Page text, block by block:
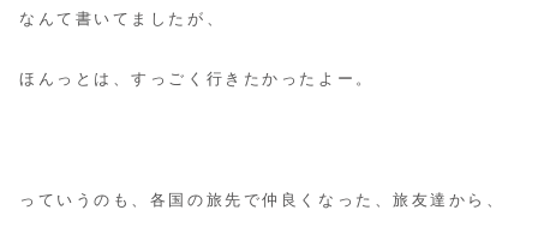
なんて書いてましたが、
ほんっとは、すっごく行きたかったよー。
っていうのも、各国の旅先で仲良くなった、旅友達から、